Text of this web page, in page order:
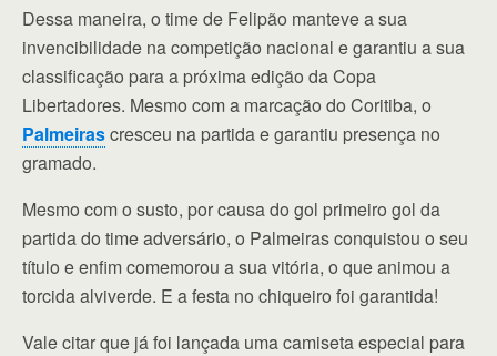
Dessa maneira, o time de Felipão manteve a sua
invencibilidade na competição nacional e garantiu a sua
classificação para a próxima edição da Copa
Libertadores. Mesmo com a marcação do Coritiba, o
Palmeirascresceu na partida e garantiu presença no
gramado.
Mesmo com o susto, por causa do gol primeiro gol da
partida do time adversário, o Palmeiras conquistou o seu
título e enfim comemorou a sua vitória, o que animou a
torcida alviverde. E a festa no chiqueiro foi garantida!
Vale citar que já foi lançada uma camiseta especial para